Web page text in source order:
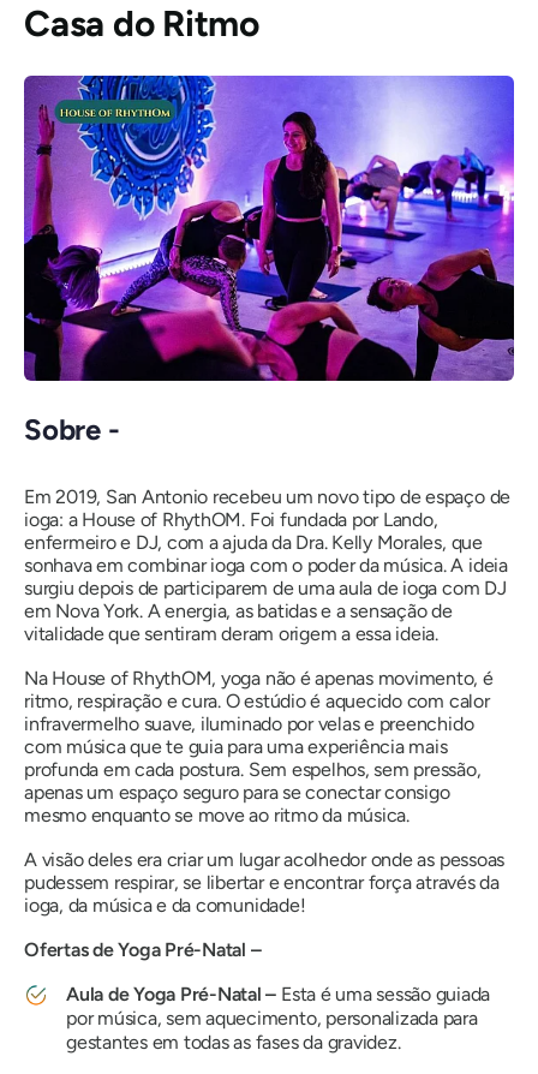
Casa do Ritmo
Sobre -
Em 2019, San Antonio recebeu um novo tipo de espaço de
ioga: a House of RhythOM. Foi fundada por Lando,
enfermeiro e DJ, com a ajuda da Dra. Kelly Morales, que
sonhava em combinar ioga com o poder da música. A ideia
surgiu depois de participarem de uma aula de ioga com DJ
em Nova York. A energia, as batidas e a sensação de
vitalidade que sentiram deram origem a essa ideia.
Na House of RhythOM, yoga não é apenas movimento, é
ritmo, respiração e cura. O estúdio é aquecido com calor
infravermelho suave, iluminado por velas e preenchido
com música que te guia para uma experiência mais
profunda em cada postura. Sem espelhos, sem pressão,
apenas um espaço seguro para se conectar consigo
mesmo enquanto se move ao ritmo da música.
A visão deles era criar um lugar acolhedor onde as pessoas
pudessem respirar, se libertar e encontrar força através da
ioga, da música e da comunidade!
Ofertas de Yoga Pré-Natal –
Aula de Yoga Pré-Natal – Esta é uma sessão guiada
por música, sem aquecimento, personalizada para
gestantes em todas as fases da gravidez.